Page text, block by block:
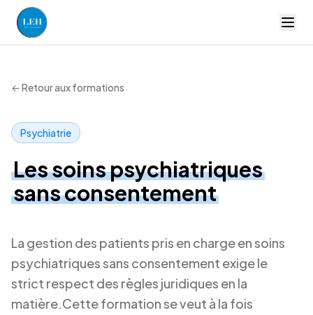
LEH Formation — accueil
← Retour aux formations
Psychiatrie
Les soins psychiatriques
sans consentement
La gestion des patients pris en charge en soins
psychiatriques sans consentement exige le
strict respect des règles juridiques en la
matière.Cette formation se veut à la fois